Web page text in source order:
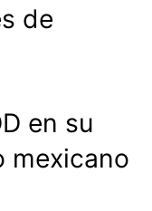
de
en su
mexicano